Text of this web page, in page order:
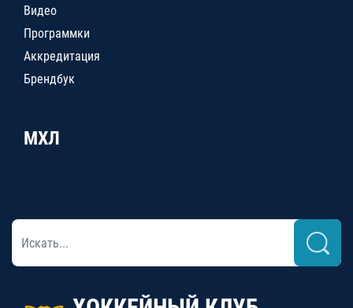
Видео
Программки
Аккредитация
Брендбук
МХЛ